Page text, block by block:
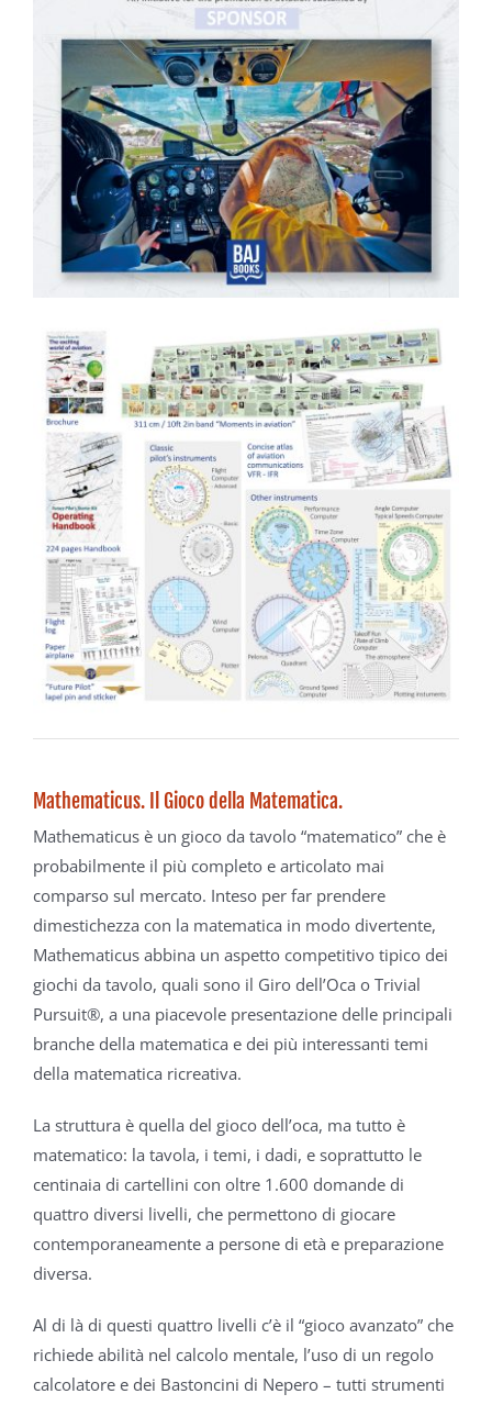
Mathematicus. Il Gioco della Matematica.
Mathematicus è un gioco da tavolo “matematico” che è
probabilmente il più completo e articolato mai
comparso sul mercato. Inteso per far prendere
dimestichezza con la matematica in modo divertente,
Mathematicus abbina un aspetto competitivo tipico dei
giochi da tavolo, quali sono il Giro dell’Oca o Trivial
Pursuit®, a una piacevole presentazione delle principali
branche della matematica e dei più interessanti temi
della matematica ricreativa.
La struttura è quella del gioco dell’oca, ma tutto è
matematico: la tavola, i temi, i dadi, e soprattutto le
centinaia di cartellini con oltre 1.600 domande di
quattro diversi livelli, che permettono di giocare
contemporaneamente a persone di età e preparazione
diversa.
Al di là di questi quattro livelli c’è il “gioco avanzato” che
richiede abilità nel calcolo mentale, l’uso di un regolo
calcolatore e dei Bastoncini di Nepero – tutti strumenti